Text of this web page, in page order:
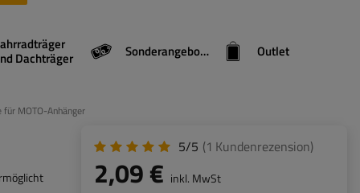
Dachträger Sonderangebote Outlet
MOTO-Anhänger
5/5 (1 Kundenrezension)
2,09 € inkl. MwSt